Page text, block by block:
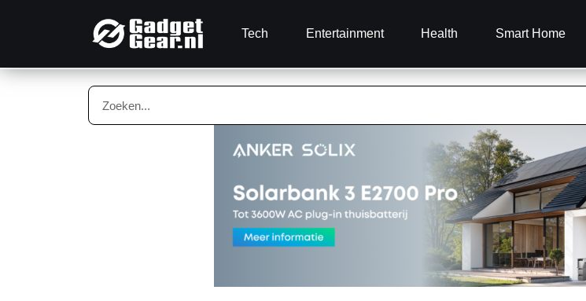
Tech Entertainment Health Smart Home